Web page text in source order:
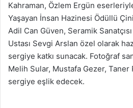
Kahraman, Özlem Ergün
Yaşayan İnsan Hazinesi Ödüllü
Adil Can Güven, Seramik
Ustası Sevgi Arslan özel olarak
sergiye katkı sunacak. Fotoğraf
Melih Sular, Mustafa Gezer, Taner
sergiye eşlik edecek.